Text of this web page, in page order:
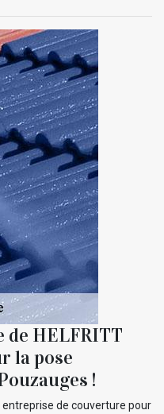
de HELFRITT
la pose
!
entreprise de couverture pour